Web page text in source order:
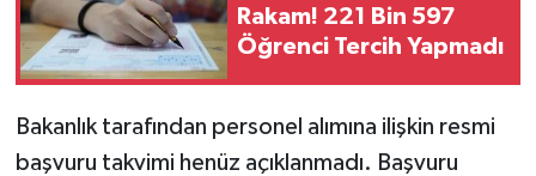
Rakam! 221 Bin 597
Öğrenci Tercih Yapmadı
Bakanlık tarafından personel alımına ilişkin resmi
başvuru takvimi henüz açıklanmadı. Başvuru